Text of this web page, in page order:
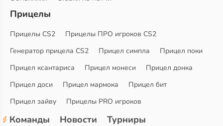
Прицелы
Прицелы CS2
Прицелы ПРО игроков CS2
Генератор прицела CS2
Прицел симпла
Прицел поки
Прицел ксантариса
Прицел монеси
Прицел донка
Прицел доси
Прицел мармока
Прицел бит
Прицел зайву
Прицелы PRO игроков
Команды Новости
Турниры